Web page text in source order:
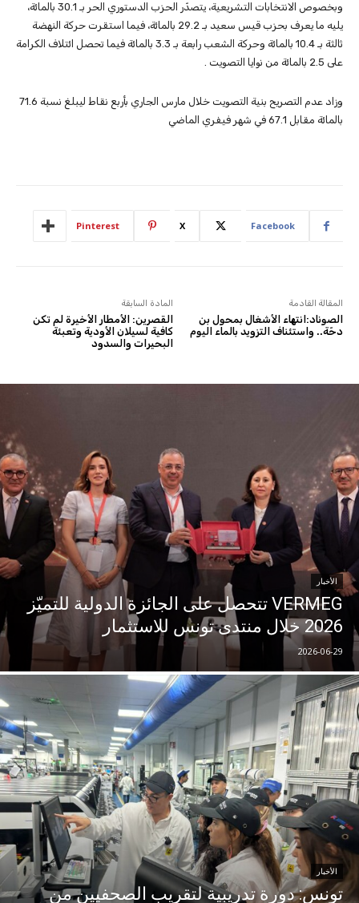
وبخصوص الانتخابات التشريعية، يتصدّر الحزب الدستوري الحر بـ 30.1 بالمائة،
يليه ما يعرف بحزب قيس سعيد بـ 29.2 بالمائة، فيما استقرت حركة النهضة
ثالثة بـ 10.4 بالمائة وحركة الشعب رابعة بـ 3.3 بالمائة فيما تحصل ائتلاف الكرامة
على 2.5 بالمائة من نوايا التصويت .
وزاد عدم التصريح بنية التصويت خلال مارس الجاري بأربع نقاط ليبلغ نسبة 71.6
بالمائة مقابل 67.1 في شهر فيفري الماضي
Facebook
X
Pinterest
المادة السابقة
القصرين: الأمطار الأخيرة لم تكن
كافية لسيلان الأودية وتعبئة
البحيرات والسدود
المقالة القادمة
الصوناد:انتهاء الأشغال بمحول بن
دحّة.. واستئناف التزويد بالماء اليوم
الأخبار
VERMEG تتحصل على الجائزة الدولية للتميّز
2026 خلال منتدى تونس للاستثمار
2026-06-29
الأخبار
تونس: دورة تدريبية لتقريب الصحفيين من